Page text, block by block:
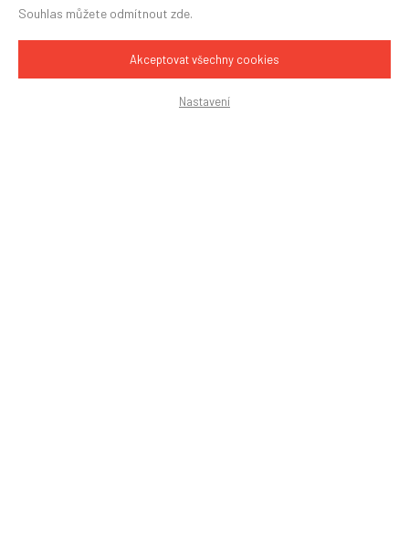
minimální údržba, snadné čištění
výkonnost a efektivita dopravy
i pro obtížně dopravitelné materiály (lepivé, abrazivní,
Souhlas můžete odmítnout zde.
Akceptovat všechny cookies
Nastavení